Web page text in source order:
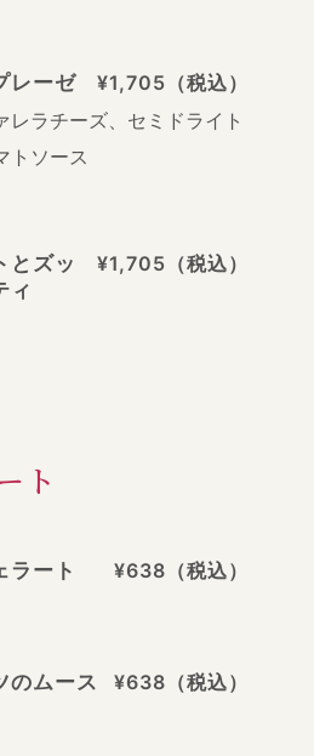
レーゼ
¥1,705（税込）
レラチーズ、セミドライト
トソース
とズッ
ィ
¥1,705（税込）
ト
ラート ¥638（税込）
のムース ¥638（税込）